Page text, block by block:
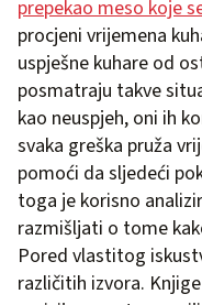
prepekao meso koje
procjeni vrijemena
uspješne kuhare od
posmatraju takve
kao neuspjeh, oni ih
svaka greška pruža
pomoći da sljedeći
toga je korisno
razmišljati o tome
Pored vlastitog
različitih izvora.